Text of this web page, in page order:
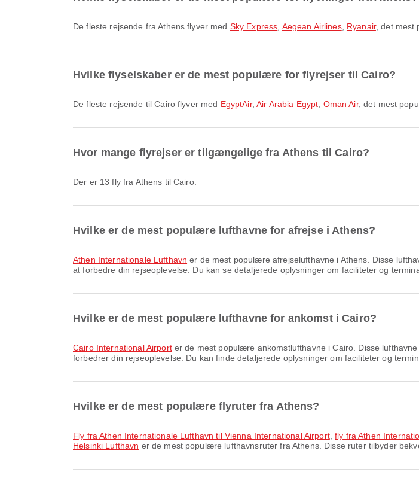
De fleste rejsende fra Athens flyver med Sky Express Aegean Airlines, Ryanair, det mest
Hvilke flyselskaber er de mest populære for flyrejser til Cairo?
De fleste rejsende til Cairo flyver med EgyptAir,Air Arabia Egypt Oman Air, det mest
Hvor mange flyrejser er tilgængelige fra Athens til Cairo?
Der er 13 fly fra Athens til Cairo.
Hvilke er de mest populære lufthavne for afrejse i Athens?
Athen Internationale Lufthavn er de mest populære afrejselufthavne i Athens. Disse
at forbedre din rejseoplevelse. Du kan se detaljerede oplysninger om faciliteter og
Hvilke er de mest populære lufthavne for ankomst i Cairo?
Cairo International Airporter de mest populære ankomstlufthavne i Cairo. Disse
forbedrer din rejseoplevelse. Du kan finde detaljerede oplysninger om faciliteter og
Hvilke er de mest populære flyruter fra Athens?
fly fra Athen Internationale Lufthavn til Vienna International Airport,fly fra Athen
Helsinki Lufthavn er de mest populære lufthavnsruter fra Athens. Disse ruter tilbyder